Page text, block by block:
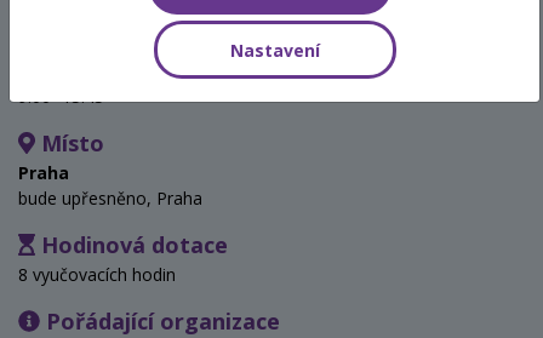
9:00- 15:45
Místo
Praha
bude upřesněno, Praha
Hodinová dotace
8 vyučovacích hodin
Pořádající organizace
Nastavení